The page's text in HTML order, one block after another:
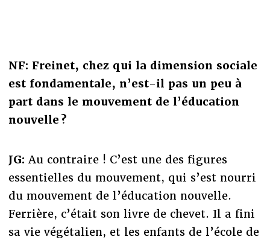
NF: Freinet, chez qui la dimension sociale
est fondamentale, n’est-il pas un peu à
part dans le mouvement de l’éducation
nouvelle ?
JG: Au contraire ! C’est une des figures
essentielles du mouvement, qui s’est nourri
du mouvement de l’éducation nouvelle.
Ferrière, c’était son livre de chevet. Il a fini
sa vie végétalien, et les enfants de l’école de